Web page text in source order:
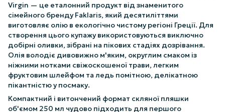
Virgin — це еталонний продукт від знаменитого
сімейного бренду Faklaris, який десятиліттями
виготовляє олію в екологічно чистому регіоні Греції. Для
створення цього купажу використовуються виключно
добірні оливки, зібрані на пікових стадіях дозрівання.
Олія володіє дивовижно м'яким, округлим смаком із
ніжними нотками свіжоскошеної трави, легким
фруктовим шлейфом та ледь помітною, делікатною
пікантністю у посмаку.
Компактний і витончений формат скляної пляшки
об'ємом 250 мл чудово підходить для першого